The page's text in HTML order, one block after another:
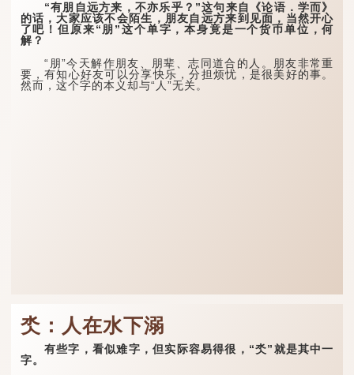
“有朋自远方来，不亦乐乎？”这句来自《论语．学而》
的话，大家应该不会陌生，朋友自远方来到见面，当然开心
了吧！但原来“朋”这个单字，本身竟是一个货币单位，何
解？
“朋”今天解作朋友、朋辈、志同道合的人。朋友非常重
要，有知心好友可以分享快乐，分担烦忧，是很美好的事。
然而，这个字的本义却与“人”无关。
氼：人在水下溺
有些字，看似难字，但实际容易得很，“氼”就是其中一
字。